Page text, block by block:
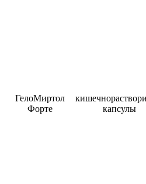
ГелоМиртол
Форте
капсулы